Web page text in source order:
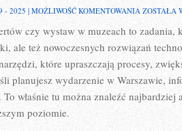
- 2025 | MOŻLIWOŚĆ KOMENTOWANIA
PEŁNE
ZOSTAŁA
czy wystaw w muzeach to zadania,
ale też nowoczesnych rozwiązań
które upraszczają procesy,
planujesz wydarzenie w Warszawie,
. To właśnie tu można znaleźć
poziomie.